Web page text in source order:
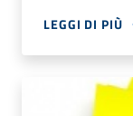
LEGGI DI PIÙ